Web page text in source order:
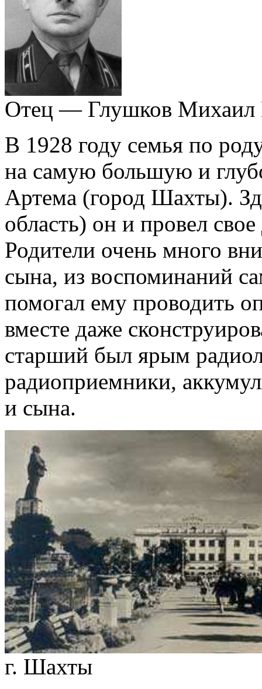
Отец — Глушков Михаил
В 1928 году семья по
на самую большую и
Артема (город Шахты).
область) он и провел
Родители очень много
сына, из воспоминаний
помогал ему проводить
вместе даже
старший был ярым
радиоприемники,
и сына.
г. Шахты